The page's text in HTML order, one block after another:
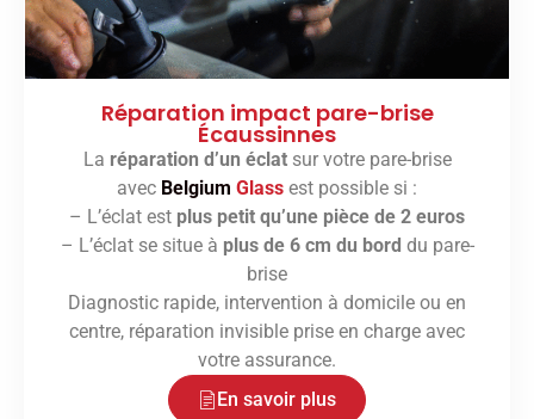
Réparation impact pare-brise
Écaussinnes
La réparation d’un éclatsur votre pare-brise
avec Belgium Glass est possible si :
– L’éclat est plus petit qu’une pièce de 2 euros
– L’éclat se situe à plus de 6 cm du bord du pare-
brise
Diagnostic rapide, intervention à domicile ou en
centre, réparation invisible prise en charge avec
votre assurance.
En savoir plus